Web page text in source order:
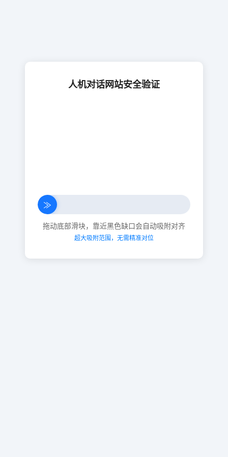
人机对话网站安全验证
≫
拖动底部滑块，靠近黑色缺口会自动吸附对齐
超大吸附范围，无需精准对位